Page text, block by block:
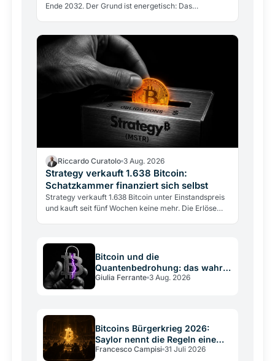
Ende 2032. Der Grund ist energetisch: Das
Riccardo Curatolo 3 Aug. 2026
Strategy verkauft 1.638 Bitcoin:
Schatzkammer finanziert sich selbst
Strategy verkauft 1.638 Bitcoin unter Einstandspreis
und kauft seit fünf Wochen keine mehr. Die Erlöse
Bitcoin und die
Quantenbedrohung: das wahre
Risiko ist die
Giulia Ferrante 3 Aug. 2026
Bitcoins Bürgerkrieg 2026:
Saylor nennt die Regeln eine
Verfassung
Francesco Campisi 31 Juli 2026